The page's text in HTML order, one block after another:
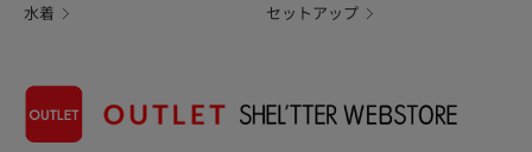
水着 セットアップ